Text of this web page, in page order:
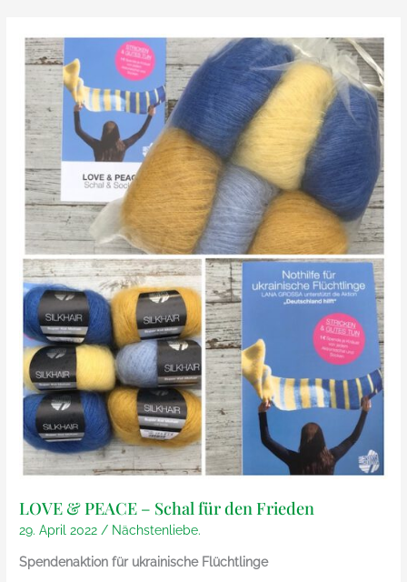
2022
Public
Day
LOVE & PEACE – Schal für den Frieden
29. April 2022 / Nächstenliebe.
Spendenaktion für ukrainische Flüchtlinge